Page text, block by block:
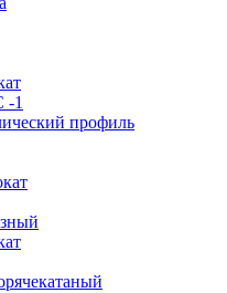
-1
профиль